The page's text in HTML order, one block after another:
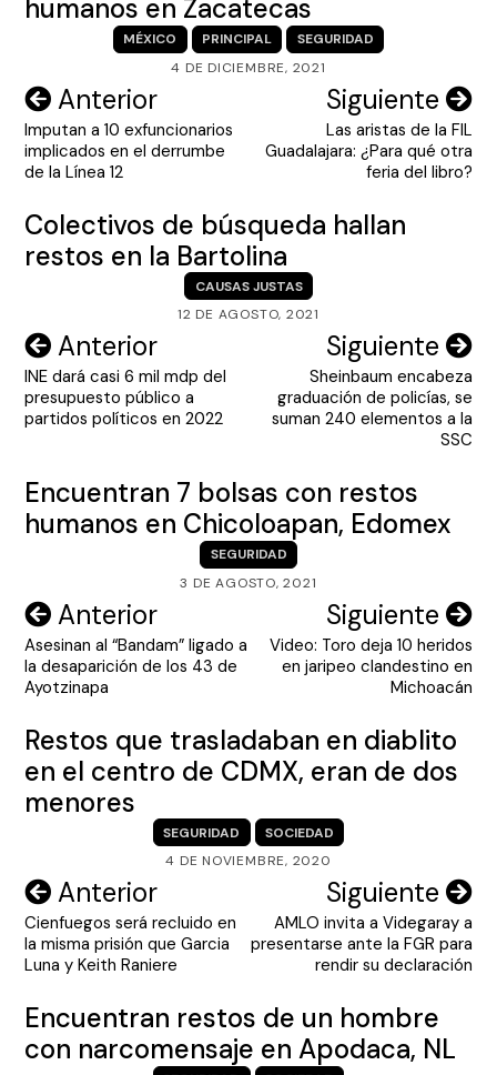
humanos en Zacatecas
MÉXICO PRINCIPAL
SEGURIDAD
4 DE DICIEMBRE, 2021
Navegación
de
entradas
Anterior
Imputan a 10 exfuncionarios
implicados en el derrumbe
de la Línea 12
Siguiente
Las aristas de la FIL
Guadalajara: ¿Para qué otra
feria del libro?
Colectivos de búsqueda hallan
restos en la Bartolina
CAUSAS JUSTAS
12 DE AGOSTO, 2021
Navegación
de
entradas
Anterior
INE dará casi 6 mil mdp del
presupuesto público a
partidos políticos en 2022
Siguiente
Sheinbaum encabeza
graduación de policías, se
suman 240 elementos a la
SSC
Encuentran 7 bolsas con restos
humanos en Chicoloapan, Edomex
SEGURIDAD
3 DE AGOSTO, 2021
Navegación
de
entradas
Anterior
Asesinan al “Bandam” ligado a
la desaparición de los 43 de
Ayotzinapa
Siguiente
Video: Toro deja 10 heridos
en jaripeo clandestino en
Michoacán
Restos que trasladaban en diablito
en el centro de CDMX, eran de dos
menores
SEGURIDAD
SOCIEDAD
4 DE NOVIEMBRE, 2020
Navegación
de
entradas
Anterior
Cienfuegos será recluido en
la misma prisión que Garcia
Luna y Keith Raniere
Siguiente
AMLO invita a Videgaray a
presentarse ante la FGR para
rendir su declaración
Encuentran restos de un hombre
con narcomensaje en Apodaca, NL